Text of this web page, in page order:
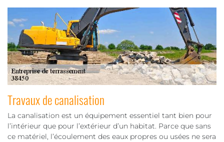
Travaux de canalisation
La canalisation est un équipement essentiel tant bien pour
l’intérieur que pour l’extérieur d’un habitat. Parce que sans
ce matériel, l’écoulement des eaux propres ou usées ne sera